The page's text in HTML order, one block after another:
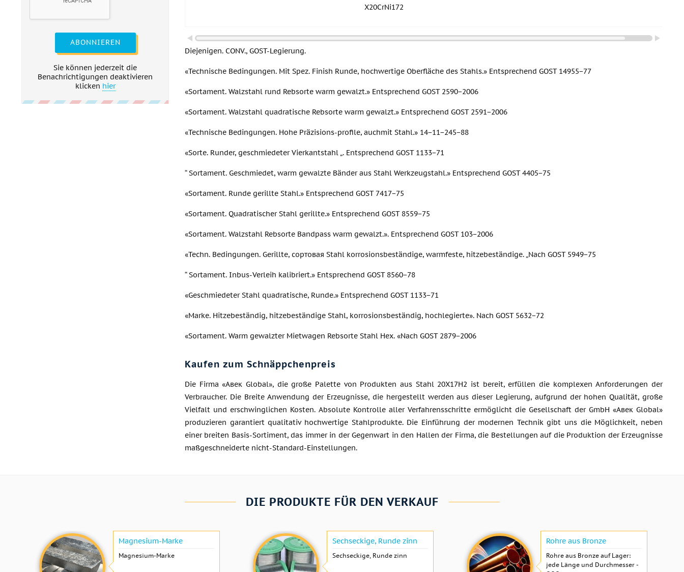
ABONNIEREN
Sie können jederzeit die
Benachrichtigungen deaktivieren
klicken hier
X20CrNi172
Diejenigen. CONV., GOST-Legierung.
«Technische Bedingungen. Mit Spez. Finish Runde, hochwertige Oberfläche des Stahls.» Entsprechend GOST 14955−77
«Sortament. Walzstahl rund Rebsorte warm gewalzt.» Entsprechend GOST 2590−2006
«Sortament. Walzstahl quadratische Rebsorte warm gewalzt.» Entsprechend GOST 2591−2006
«Technische Bedingungen. Hohe Präzisions-profile, auchmit Stahl.» 14−11−245−88
«Sorte. Runder, geschmiedeter Vierkantstahl „. Entsprechend GOST 1133−71
“ Sortament. Geschmiedet, warm gewalzte Bänder aus Stahl Werkzeugstahl.» Entsprechend GOST 4405−75
«Sortament. Runde gerillte Stahl.» Entsprechend GOST 7417−75
«Sortament. Quadratischer Stahl gerillte.» Entsprechend GOST 8559−75
«Sortament. Walzstahl Rebsorte Bandpass warm gewalzt.». Entsprechend GOST 103−2006
«Techn. Bedingungen. Gerillte, сортовая Stahl korrosionsbeständige, warmfeste, hitzebeständige. „Nach GOST 5949−75
“ Sortament. Inbus-Verleih kalibriert.» Entsprechend GOST 8560−78
«Geschmiedeter Stahl quadratische, Runde.» Entsprechend GOST 1133−71
«Marke. Hitzebeständig, hitzebeständige Stahl, korrosionsbeständig, hochlegierte». Nach GOST 5632−72
«Sortament. Warm gewalzter Mietwagen Rebsorte Stahl Hex. «Nach GOST 2879−2006
Kaufen zum Schnäppchenpreis
Die Firma «Авек Global», die große Palette von Produkten aus Stahl 20Х17Н2 ist bereit, erfüllen die komplexen Anforderungen der
Verbraucher. Die Breite Anwendung der Erzeugnisse, die hergestellt werden aus dieser Legierung, aufgrund der hohen Qualität, große
Vielfalt und erschwinglichen Kosten. Absolute Kontrolle aller Verfahrensschritte ermöglicht die Gesellschaft der GmbH «Авек Global»
produzieren garantiert qualitativ hochwertige Stahlprodukte. Die Einführung der modernen Technik gibt uns die Möglichkeit, neben
einer breiten Basis-Sortiment, das immer in der Gegenwart in den Hallen der Firma, die Bestellungen auf die Produktion der Erzeugnisse
maßgeschneiderte nicht-Standard-Einstellungen.
DIE PRODUKTE FÜR DEN VERKAUF
Magnesium-Marke
Magnesium-Marke
Sechseckige, Runde zinn
Sechseckige, Runde zinn
Rohre aus Bronze
Rohre aus Bronze auf Lager:
jede Länge und Durchmesser -